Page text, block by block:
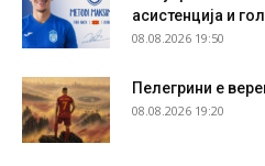
асистенција и
08.08.2026 19:50
Пелегрини е
08.08.2026 19:20